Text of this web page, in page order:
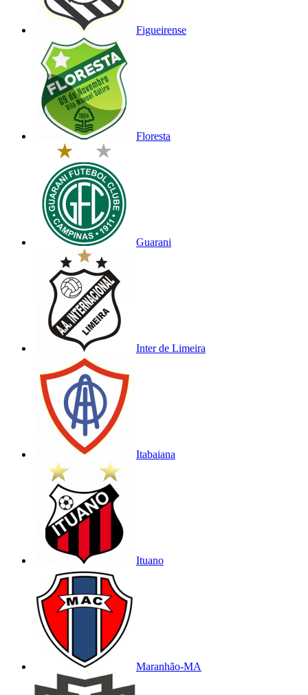
Figueirense
Floresta
Guarani
Inter de Limeira
Itabaiana
Ituano
Maranhão-MA